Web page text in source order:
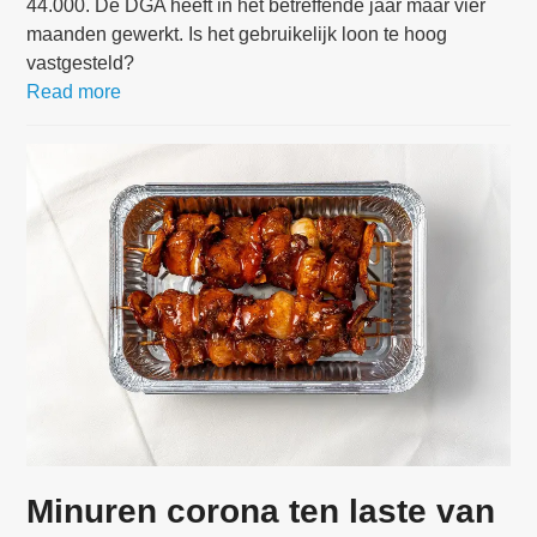
44.000. De DGA heeft in het betreffende jaar maar vier
maanden gewerkt. Is het gebruikelijk loon te hoog
vastgesteld?
Read more
Minuren corona ten laste van